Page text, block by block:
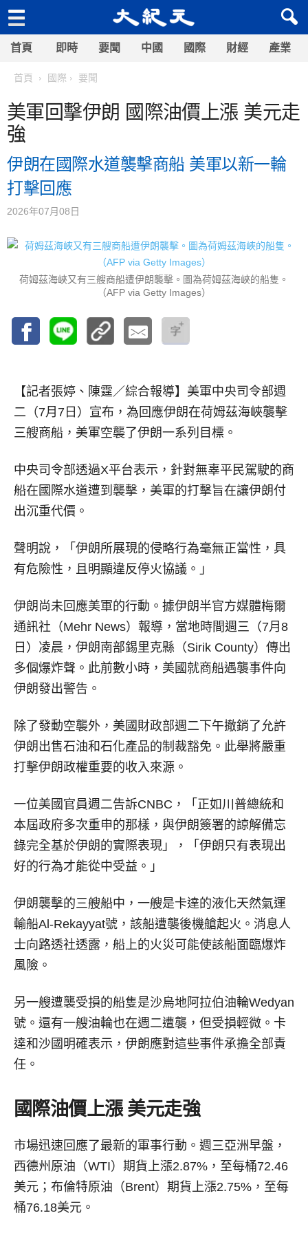
首頁 即時 要聞 中國 國際 財經 產業
首頁 國際 要聞
美軍回擊伊朗 國際油價上漲 美元走
強
伊朗在國際水道襲擊商船 美軍以新一輪
打擊回應
2026年07月08日
荷姆茲海峽又有三艘商船遭伊朗襲擊。圖為荷姆茲海峽的船隻。
（AFP via Getty Images）
【記者張婷、陳霆／綜合報導】 美軍中央司令部週
二（7月7日）宣布，為回應伊朗在荷姆茲海峽襲擊
三艘商船，美軍空襲了伊朗一系列目標。
中央司令部透過X平台表示，針對無辜平民駕駛的商
船在國際水道遭到襲擊，美軍的打擊旨在讓伊朗付
出沉重代價。
聲明說，「伊朗所展現的侵略行為毫無正當性，具
有危險性，且明顯違反停火協議。」
伊朗尚未回應美軍的行動。據伊朗半官方媒體梅爾
通訊社（Mehr News）報導，當地時間週三（7月8
日）凌晨，伊朗南部錫里克縣（Sirik County）傳出
多個爆炸聲。此前數小時，美國就商船遇襲事件向
伊朗發出警告。
除了發動空襲外，美國財政部週二下午撤銷了允許
伊朗出售石油和石化產品的制裁豁免。此舉將嚴重
打擊伊朗政權重要的收入來源。
一位美國官員週二告訴CNBC，「正如川普總統和
本屆政府多次重申的那樣，與伊朗簽署的諒解備忘
錄完全基於伊朗的實際表現」，「伊朗只有表現出
好的行為才能從中受益。」
伊朗襲擊的三艘船中，一艘是卡達的液化天然氣運
輸船Al-Rekayyat號，該船遭襲後機艙起火。消息人
士向路透社透露，船上的火災可能使該船面臨爆炸
風險。
另一艘遭襲受損的船隻是沙烏地阿拉伯油輪Wedyan
號。還有一艘油輪也在週二遭襲，但受損輕微。卡
達和沙國明確表示，伊朗應對這些事件承擔全部責
任。
國際油價上漲 美元走強
市場迅速回應了最新的軍事行動。週三亞洲早盤，
西德州原油（WTI）期貨上漲2.87%，至每桶72.46
美元；布倫特原油（Brent）期貨上漲2.75%，至每
桶76.18美元。